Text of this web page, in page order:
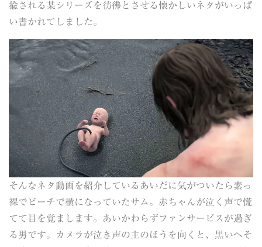
揄される某シリーズを彷彿とさせる懐かしいネタがいっぱ
い書かれてしました。
そんなネタ動画を紹介しているあいだに気がついたら素っ
裸でビーチで横になっていたサム。赤ちゃんが泣く声で慌
てて目を覚まします。あいかわらずファンサービスが過ぎ
る男です。カメラが泣き声の主のほうを向くと、黒いへそ